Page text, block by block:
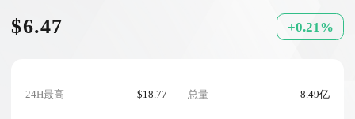
$6.47 +0.21%
24H最高 $18.77 总量 8.49亿